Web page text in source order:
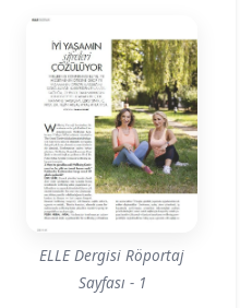
ELLE Dergisi Röportaj
Sayfası - 1